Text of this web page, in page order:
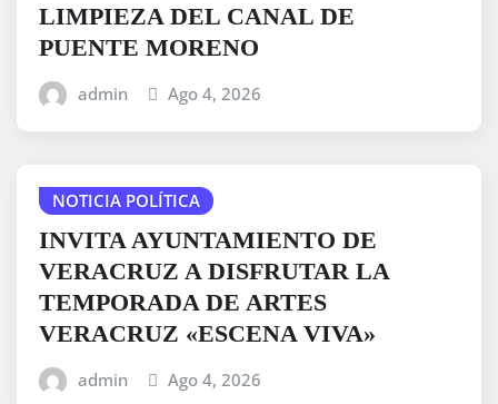
LIMPIEZA DEL CANAL DE
PUENTE MORENO
admin Ago 4, 2026
NOTICIA POLÍTICA
INVITA AYUNTAMIENTO DE
VERACRUZ A DISFRUTAR LA
TEMPORADA DE ARTES
VERACRUZ «ESCENA VIVA»
admin Ago 4, 2026